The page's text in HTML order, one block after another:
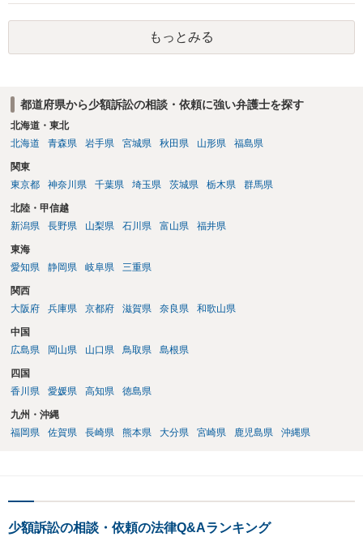
は成立していません。当初の返済期日も過ぎているため、一括返済を
求める権利があります。 具体的には、以下の手順で進めるのが効果的
です。 分割拒否と一括請求の通知：PayPayのメッセージ等で「分割
払いには同意していないため、残額の一括払いを求める」旨を明確に
まず本名や住所の特定を進めてください。 相手が購入した高額商品
（Switch2等）の事実も踏まえ、応じない場合は法的措置を辞さない姿
勢で交渉に臨むのが現実的かと思います。
もっとみる
都道府県から少額訴訟の相談・依頼に強い弁護士を探す
北海道・東北
北海道
青森県 岩手県 宮城県 秋田県 山形県 福島県
関東
東京都
神奈川県 千葉県 埼玉県 茨城県 栃木県 群馬県
北陸・甲信越
新潟県
長野県 山梨県 石川県 富山県 福井県
東海
愛知県
静岡県 岐阜県 三重県
関西
大阪府
兵庫県 京都府 滋賀県 奈良県 和歌山県
中国
広島県
岡山県 山口県 鳥取県 島根県
四国
香川県
愛媛県 高知県 徳島県
九州・沖縄
福岡県
佐賀県 長崎県 熊本県 大分県 宮崎県 鹿児島県 沖縄県
少額訴訟の相談・依頼の法律Q&Aランキング